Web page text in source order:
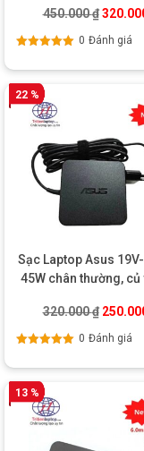
450.000₫ Giá
0 Đánh giá
22 %
Sạc Laptop Asus
45W chân thường,
320.000₫ Giá
0 Đánh giá
13 %